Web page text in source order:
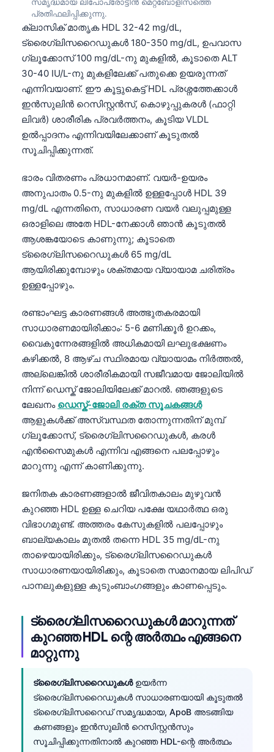
പ്രതിഫലിപ്പിക്കുന്നു.
ക്ലാസിക് മാതൃക HDL 32-42 mg/dL,
ട്രൈഗ്ലിസറൈഡുകൾ 180-350 mg/dL, ഉപവാസ
ഗ്ലൂക്കോസ് 100 mg/dL-നു മുകളിൽ, കൂടാതെ ALT
30-40 IU/L-നു മുകളിലേക്ക് പതുക്കെ ഉയരുന്നത്
എന്നിവയാണ്. ഈ കൂട്ടുകെട്ട് HDL പ്രശ്നത്തേക്കാൾ
ഇൻസുലിൻ റെസിസ്റ്റൻസ്, കൊഴുപ്പുകരൾ (ഫാറ്റി
ലിവർ) ശാരീരിക പ്രവർത്തനം, കൂടിയ VLDL
ഉൽപ്പാദനം എന്നിവയിലേക്കാണ് കൂടുതൽ
സൂചിപ്പിക്കുന്നത്.
ഭാരം വിതരണം പ്രധാനമാണ്. വയർ-ഉയരം
അനുപാതം 0.5-നു മുകളിൽ ഉള്ളപ്പോൾ HDL 39
mg/dL എന്നതിനെ, സാധാരണ വയർ വലുപ്പമുള്ള
ഒരാളിലെ അതേ HDL-നേക്കാൾ ഞാൻ കൂടുതൽ
ആശങ്കയോടെ കാണുന്നു; കൂടാതെ
ട്രൈഗ്ലിസറൈഡുകൾ 65 mg/dL
ആയിരിക്കുമ്പോഴും ശക്തമായ വ്യായാമ ചരിത്രം
ഉള്ളപ്പോഴും.
രണ്ടാംഘട്ട കാരണങ്ങൾ അത്ഭുതകരമായി
സാധാരണമായിരിക്കാം: 5-6 മണിക്കൂർ ഉറക്കം,
വൈകുന്നേരങ്ങളിൽ അധികമായി ലഘുഭക്ഷണം
കഴിക്കൽ, 8 ആഴ്ച സ്ഥിരമായ വ്യായാമം നിർത്തൽ,
അല്ലെങ്കിൽ ശാരീരികമായി സജീവമായ ജോലിയിൽ
നിന്ന് ഡെസ്ക് ജോലിയിലേക്ക് മാറൽ. ഞങ്ങളുടെ
ലേഖനം ഡെസ്ക്-ജോലി രക്ത സൂചകങ്ങൾ
ആളുകൾക്ക് അസ്വസ്ഥത തോന്നുന്നതിന് മുമ്പ്
ഗ്ലൂക്കോസ്, ട്രൈഗ്ലിസറൈഡുകൾ, കരൾ
എൻസൈമുകൾ എന്നിവ എങ്ങനെ പലപ്പോഴും
മാറുന്നു എന്ന് കാണിക്കുന്നു.
ജനിതക കാരണങ്ങളാൽ ജീവിതകാലം മുഴുവൻ
കുറഞ്ഞ HDL ഉള്ള ചെറിയ പക്ഷേ യഥാർത്ഥ ഒരു
വിഭാഗമുണ്ട്. അത്തരം കേസുകളിൽ പലപ്പോഴും
ബാല്യകാലം മുതൽ തന്നെ HDL 35 mg/dL-നു
താഴെയായിരിക്കും, ട്രൈഗ്ലിസറൈഡുകൾ
സാധാരണയായിരിക്കും, കൂടാതെ സമാനമായ ലിപിഡ്
പാനലുകളുള്ള കുടുംബാംഗങ്ങളും കാണപ്പെടും.
ട്രൈഗ്ലിസറൈഡുകൾ മാറുന്നത്
കുറഞ്ഞ HDL ന്റെ അർത്ഥം എങ്ങനെ
മാറ്റുന്നു
ട്രൈഗ്ലിസറൈഡുകൾഉയർന്ന
ട്രൈഗ്ലിസറൈഡുകൾ സാധാരണയായി കൂടുതൽ
ട്രൈഗ്ലിസറൈഡ് സമൃദ്ധമായ, ApoB അടങ്ങിയ
കണങ്ങളും ഇൻസുലിൻ റെസിസ്റ്റൻസും
സൂചിപ്പിക്കുന്നതിനാൽ കുറഞ്ഞ HDL-ന്റെ അർത്ഥം